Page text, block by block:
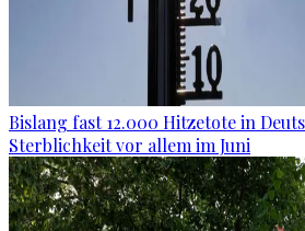
Bislang fast 12.000 Hitzetote in
Sterblichkeit vor allem im Juni